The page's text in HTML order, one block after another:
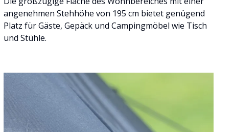
angenehmen Stehhöhe von 195 cm bietet genügend
Platz für Gäste, Gepäck und Campingmöbel wie Tisch
und Stühle.